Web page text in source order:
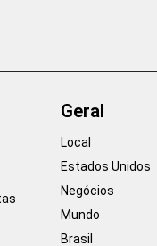
Geral
Local
Estados Unidos
Negócios
Mundo
Brasil